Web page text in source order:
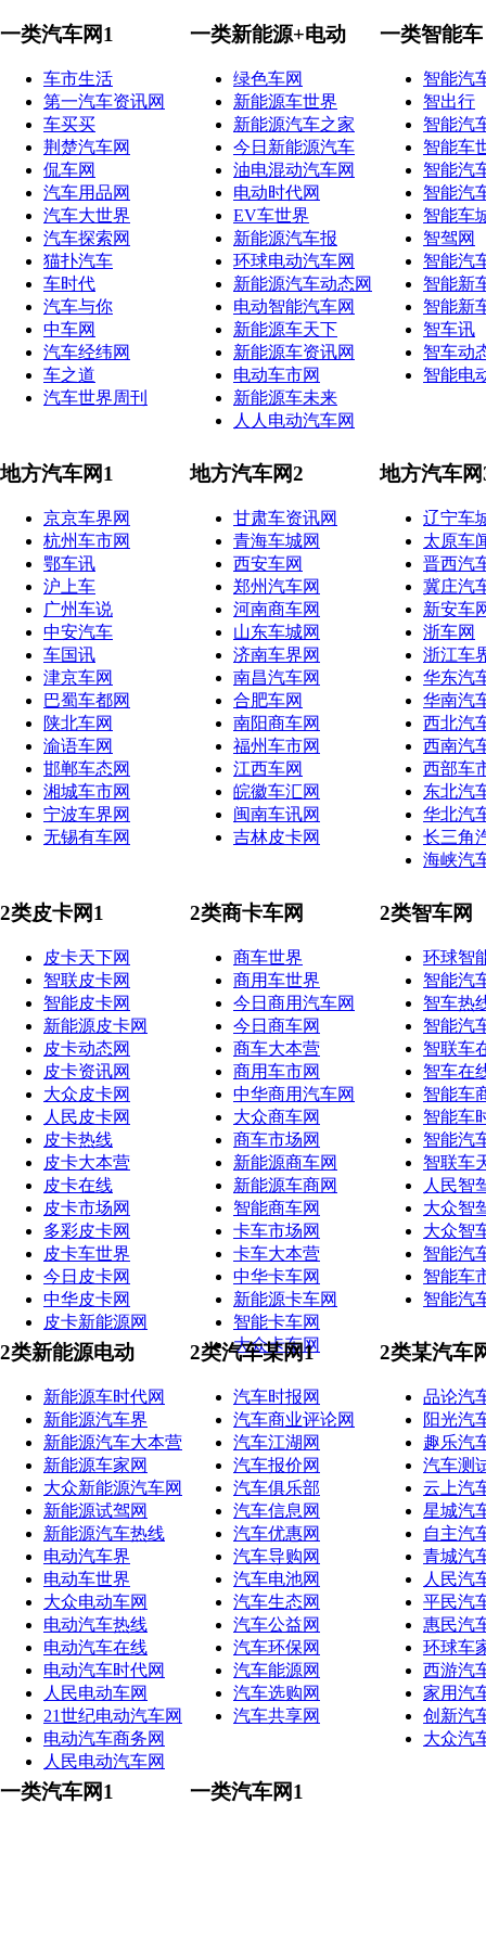
一类汽车网1
车市生活
第一汽车资讯网
车买买
荆楚汽车网
侃车网
汽车用品网
汽车大世界
汽车探索网
猫扑汽车
车时代
汽车与你
中车网
汽车经纬网
车之道
汽车世界周刊
一类新能源+电动
绿色车网
新能源车世界
新能源汽车之家
今日新能源汽车
油电混动汽车网
电动时代网
EV车世界
新能源汽车报
环球电动汽车网
新能源汽车动态网
电动智能汽车网
新能源车天下
新能源车资讯网
电动车市网
新能源车未来
人人电动汽车网
一类智能车
智能汽
智出行
智能汽
智能车
智能汽
智能汽
智能车
智驾网
智能汽
智能新
智能新
智车讯
智车动
智能电
地方汽车网1
京京车界网
杭州车市网
鄂车讯
沪上车
广州车说
中安汽车
车国讯
津京车网
巴蜀车都网
陕北车网
渝语车网
邯郸车态网
湘城车市网
宁波车界网
无锡有车网
地方汽车网2
甘肃车资讯网
青海车城网
西安车网
郑州汽车网
河南商车网
山东车城网
济南车界网
南昌汽车网
合肥车网
南阳商车网
福州车市网
江西车网
皖徽车汇网
闽南车讯网
吉林皮卡网
地方汽车网
辽宁车
太原车
晋西汽
冀庄汽
新安车
浙车网
浙江车
华东汽
华南汽
西北汽
西南汽
西部车
东北汽
华北汽
长三角
海峡汽
2类皮卡网1
皮卡天下网
智联皮卡网
智能皮卡网
新能源皮卡网
皮卡动态网
皮卡资讯网
大众皮卡网
人民皮卡网
皮卡热线
皮卡大本营
皮卡在线
皮卡市场网
多彩皮卡网
皮卡车世界
今日皮卡网
中华皮卡网
皮卡新能源网
2类商卡车网
商车世界
商用车世界
今日商用汽车网
今日商车网
商车大本营
商用车市网
中华商用汽车网
大众商车网
商车市场网
新能源商车网
新能源车商网
智能商车网
卡车市场网
卡车大本营
中华卡车网
新能源卡车网
智能卡车网
大众卡车网
2类智车网
环球智
智能汽
智车热
智能汽
智联车
智车在
智能车
智能车
智能汽
智联车
人民智
大众智
大众智
智能汽
智能车
智能汽
2类新能源电动
新能源车时代网
新能源汽车界
新能源汽车大本营
新能源车家网
大众新能源汽车网
新能源试驾网
新能源汽车热线
电动汽车界
电动车世界
大众电动车网
电动汽车热线
电动汽车在线
电动汽车时代网
人民电动车网
21世纪电动汽车网
电动汽车商务网
人民电动汽车网
2类汽车某网1
汽车时报网
汽车商业评论网
汽车江湖网
汽车报价网
汽车俱乐部
汽车信息网
汽车优惠网
汽车导购网
汽车电池网
汽车生态网
汽车公益网
汽车环保网
汽车能源网
汽车选购网
汽车共享网
2类某汽车
品论汽
阳光汽
趣乐汽
汽车测
云上汽
星城汽
自主汽
青城汽
人民汽
平民汽
惠民汽
环球车
西游汽
家用汽
创新汽
大众汽
一类汽车网1 一类汽车网1